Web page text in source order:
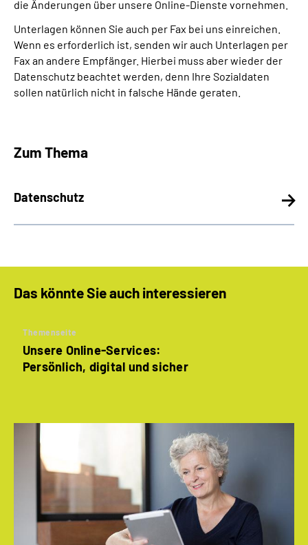
die Änderungen über unsere Online-Dienste vornehmen.
Unterlagen können Sie auch per Fax bei uns einreichen.
Wenn es erforderlich ist, senden wir auch Unterlagen per
Fax an andere Empfänger. Hierbei muss aber wieder der
Datenschutz beachtet werden, denn Ihre Sozialdaten
sollen natürlich nicht in falsche Hände geraten.
Zum Thema
Datenschutz
Das könnte Sie auch interessieren
Themenseite
Unsere Online-Services:
Persönlich, digital und sicher